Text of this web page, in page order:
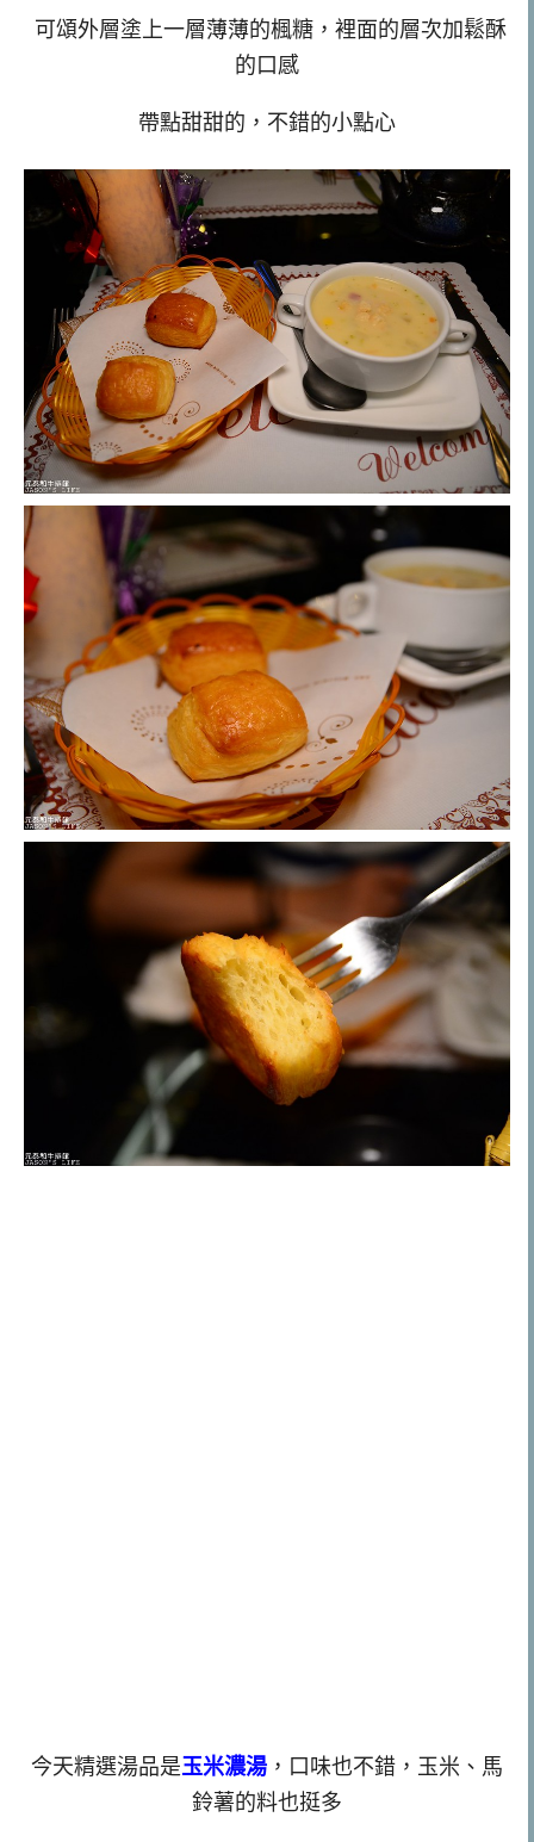
可頌外層塗上一層薄薄的楓糖，裡面的層次加鬆酥
的口感
帶點甜甜的，不錯的小點心
今天精選湯品是玉米濃湯 ，口味也不錯，玉米、馬
鈴薯的料也挺多